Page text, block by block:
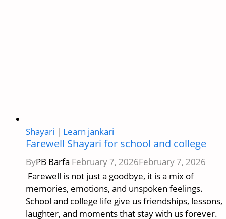
Shayari | Learn jankari
Farewell Shayari for school and college
ByPB Barfa February 7, 2026February 7, 2026
Farewell is not just a goodbye, it is a mix of
memories, emotions, and unspoken feelings.
School and college life give us friendships, lessons,
laughter, and moments that stay with us forever.